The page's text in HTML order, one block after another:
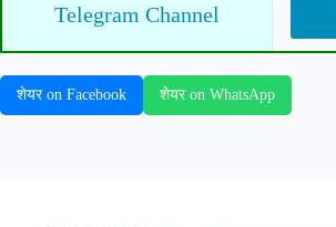
Telegram Channel
शेयर on Facebook शेयर on WhatsApp